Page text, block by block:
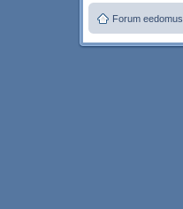
Forum eedomus